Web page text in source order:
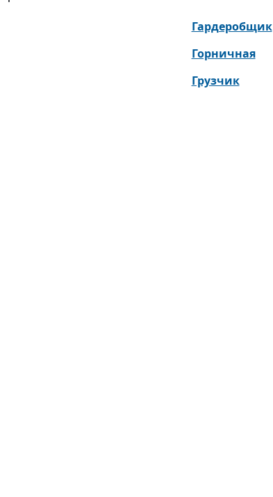
Гардеробщик
Горничная
Грузчик